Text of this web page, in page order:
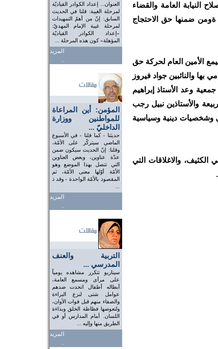
العنوان... إعداد الكوادر القياديّة
لمرحلة الغيبة: قلنا في الحديث
السابق: إنّ من أهمّ التمهيدات
لمرحلة غيبة الإمام المهديّ:
«إعداد الكوادر القياديّة
المؤهلة» كون هذه المرحلة ...
المزيد
..
المؤمن: أين المراعاة
للمواطنين ووزارة
الداخليّ ...
حديثنا - كما قلنا - في الأسبوع
الماضي سيتركّز على الأمّة،
وقلنا: إنّ الحديث سيكون ضمن
عدّة عناوين، وبعض العناوين
التي تتصل بهذا الموضع وهو
الأمّة أوّلها معنى الأمّة، ثم
المقصود بالأمّة الواحدة - وقد ذ
المزيد
..
التربية والعنف
المدرسي ...
سيناريو تتكرر مشاهده يومياً
على مرأى ومسمع العامة،
أبطاله أطفال اتحدت ضدهم
عوامل شتى لنزع البراءة
والصفاء منهم قبل فوات الأوان،
ولتعوضها فظاظة الخلق وبذاءة
اللسان. أمام المدارس أو في
الطريق منها وإليه ...
المزيد
..
النيابة العامة والقضاء
ةومن ضمنها حق الاحتجاج
الأمين العام لحركة حق
بها والنائبين جواد فيروز
وعد الأستاذ إبراهيم
والأستاذين نبيل رجب
وشخصيات دينية وسياسية
الكثيف، والاغلاقات التي